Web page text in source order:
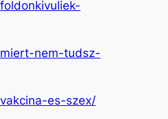
nem-tudsz-
es-szex/